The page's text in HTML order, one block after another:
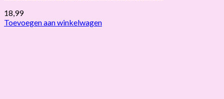
18,99
Toevoegen aan winkelwagen